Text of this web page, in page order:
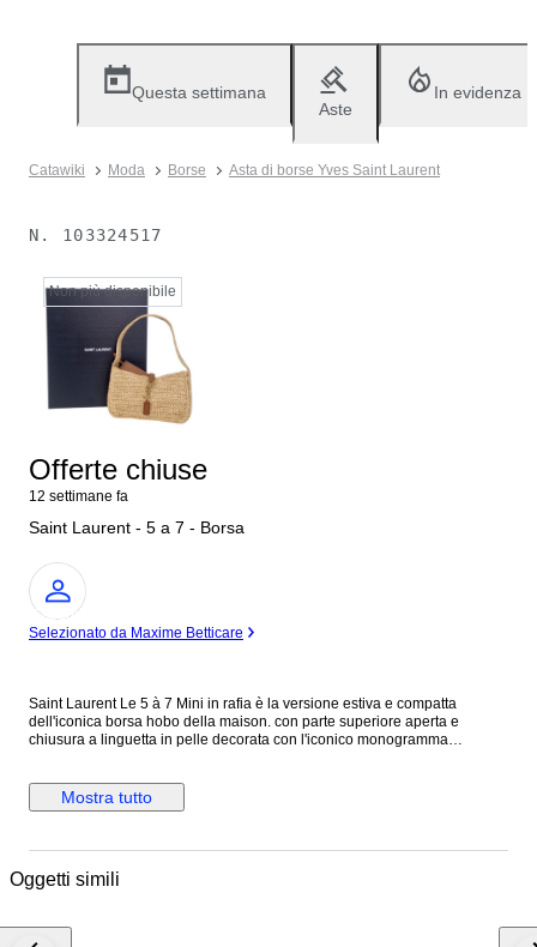
Questa settimana
Aste
In evidenza
Catawiki Moda Borse Asta di borse Yves Saint Laurent
N. 103324517
Non più disponibile
Offerte chiuse
12 settimane fa
Saint Laurent - 5 a 7 - Borsa
Esperto
Selezionato da Maxime Betticare
Saint Laurent Le 5 à 7 Mini in rafia è la versione estiva e compatta
dell'iconica borsa hobo della maison. con parte superiore aperta e
chiusura a linguetta in pelle decorata con l'iconico monogramma
accessorio ideale per outfit caldi o da vacanza, mantenendo l'eleganza
parigina tipica di YSL. Condizioni Come nuova. N.B. Si consiglia di
soddisfatti delle condizioni dell'articolo. Altezza 10 cm Lunghezza 18,5
INV.360/26 MAR2415021
Mostra tutto
Oggetti simili